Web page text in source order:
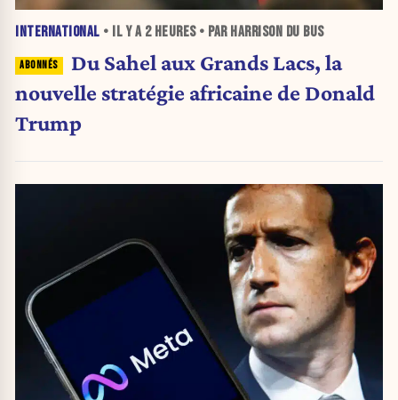
INTERNATIONAL • IL Y A 2 HEURES• PAR HARRISON DU BUS
Du Sahel aux Grands Lacs, la
nouvelle stratégie africaine de Donald
Trump